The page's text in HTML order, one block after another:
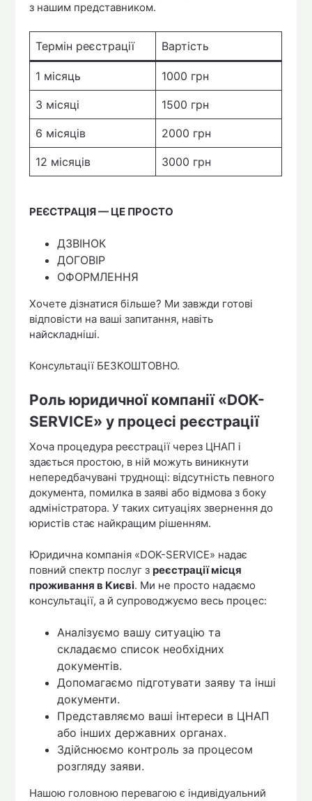
з нашим представником.
Термін реєстрації Вартість
1 місяць 1000 грн
3 місяці 1500 грн
6 місяців 2000 грн
12 місяців 3000 грн
РЕЄСТРАЦІЯ — ЦЕ ПРОСТО
ДЗВІНОК
ДОГОВІР
ОФОРМЛЕННЯ
Хочете дізнатися більше? Ми завжди готові
відповісти на ваші запитання, навіть
найскладніші.
Консультації БЕЗКОШТОВНО.
Роль юридичної компанії «DOK-
SERVICE» у процесі реєстрації
Хоча процедура реєстрації через ЦНАП і
здається простою, в ній можуть виникнути
непередбачувані труднощі: відсутність певного
документа, помилка в заяві або відмова з боку
адміністратора. У таких ситуаціях звернення до
юристів стає найкращим рішенням.
Юридична компанія «DOK-SERVICE» надає
повний спектр послуг з реєстрації місця
проживання в Києві. Ми не просто надаємо
консультації, а й супроводжуємо весь процес:
Аналізуємо вашу ситуацію та
складаємо список необхідних
документів.
Допомагаємо підготувати заяву та інші
документи.
Представляємо ваші інтереси в ЦНАП
або інших державних органах.
Здійснюємо контроль за процесом
розгляду заяви.
Нашою головною перевагою є індивідуальний